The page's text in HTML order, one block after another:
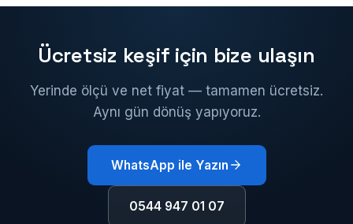
alüminyum tavan sistemleri de uyguluyoruz.
Ücretsiz keşif için bize ulaşın
Yerinde ölçü ve net fiyat — tamamen ücretsiz.
Aynı gün dönüş yapıyoruz.
WhatsApp ile Yazın
0544 947 01 07